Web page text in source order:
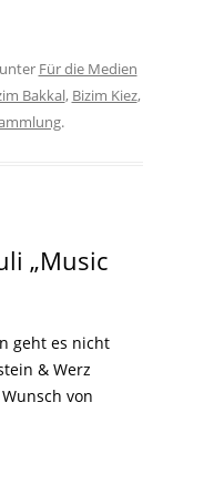
Für die Medien
Bakkal, Bizim Kiez,
.
„Music
geht es nicht
& Werz
von